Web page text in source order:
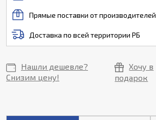
Прямые поставки от производителей
Доставка по всей территории РБ
Нашли дешевле?
Снизим цену!
Хочу в
подарок